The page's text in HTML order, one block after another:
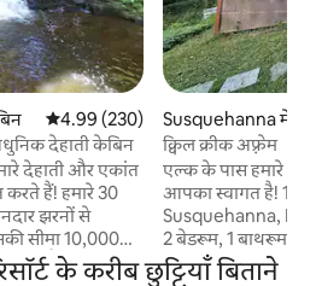
औसत रेटिंग 5 में से 4.99, 230 समीक्षाएँ
4.99 (230)
देहाती केबिन
देहाती और एकांत
हमारे 30
झरनों से
सीमा 10,000
लंबी पैदल यात्रा
Susquehanna में
केबिन
क्विल क्रीक अफ़्रेम
एल्क के पास हमारे
आपका स्वागत है!
Susquehanna, PA
2 बेडरूम, 1 बाथरूम,
आँगन और एक फायर
के करीब छुट्टियाँ बिताने